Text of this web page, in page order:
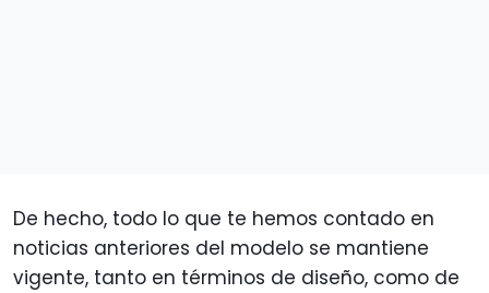
De hecho, todo lo que te hemos contado en
noticias anteriores del modelo se mantiene
vigente, tanto en términos de diseño, como de